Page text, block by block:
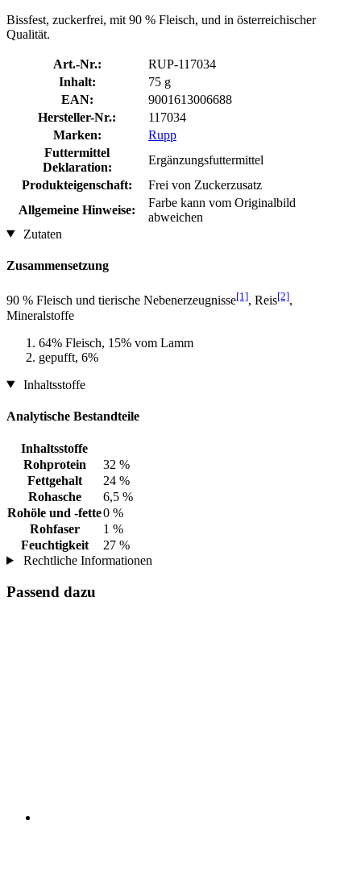
Bissfest, zuckerfrei, mit 90 % Fleisch, und in österreichischer
Qualität.
Art.-Nr.:
RUP-117034
Inhalt:
75 g
EAN:
9001613006688
Hersteller-Nr.:
117034
Marken:
Rupp
Futtermittel
Deklaration:
Ergänzungsfuttermittel
Produkteigenschaft:
Frei von Zuckerzusatz
Allgemeine Hinweise:
Farbe kann vom Originalbild
abweichen
Zutaten
Zusammensetzung
90 % Fleisch und tierische Nebenerzeugnisse[1], Reis[2],
Mineralstoffe
64% Fleisch, 15% vom Lamm
gepufft, 6%
Inhaltsstoffe
Analytische Bestandteile
Inhaltsstoffe
Rohprotein
32 %
Fettgehalt
24 %
Rohasche
6,5 %
Rohöle und -fette0 %
Rohfaser
1 %
Feuchtigkeit
27 %
Rechtliche Informationen
Passend dazu